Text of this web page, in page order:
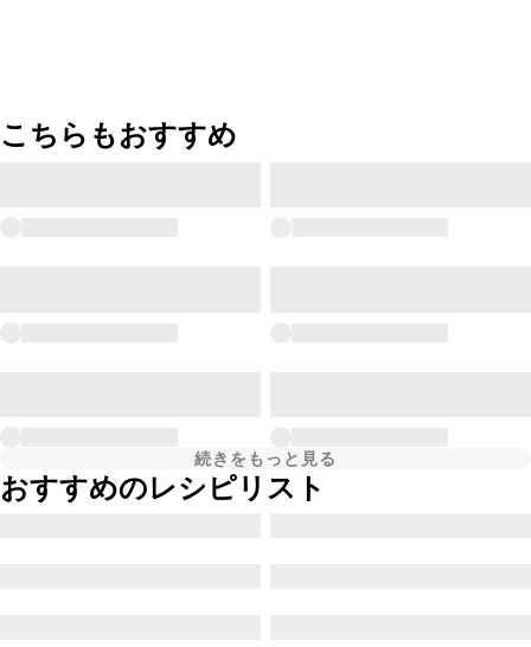
こちらもおすすめ
続きをもっと見る
おすすめのレシピリスト